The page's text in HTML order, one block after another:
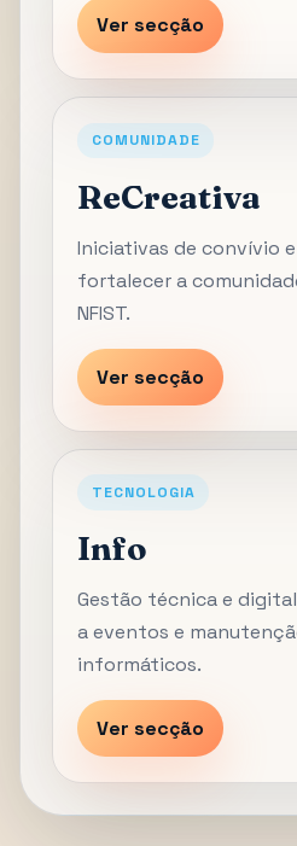
Ver secção
COMUNIDADE
ReCreativa
Iniciativas de convívio
fortalecer a
NFIST.
Ver secção
TECNOLOGIA
Info
Gestão técnica e
a eventos e
informáticos.
Ver secção